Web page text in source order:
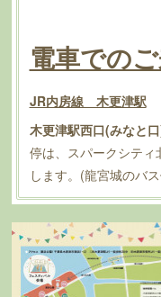
電車での
JR内房線 木更津駅
木更津駅西口(みなと
停は、スパークシティ
します。(龍宮城のバ